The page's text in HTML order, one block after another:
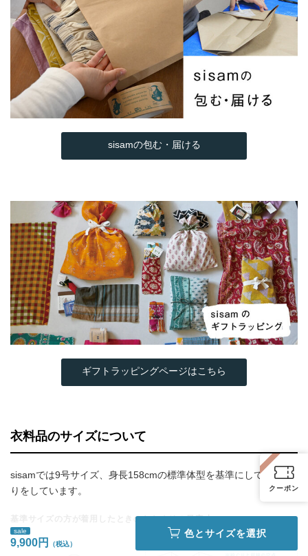
sisamの包む・届ける
ギフトラッピングページはこちら
衣料品のサイズについて
sisamでは9号サイズ、身長158cmの標準体型を基準にして製品作
りをしています。
基準サイズの方が着用したときのおおよその目安丈
クーポン
sale
9,900円
色とサイズを選択